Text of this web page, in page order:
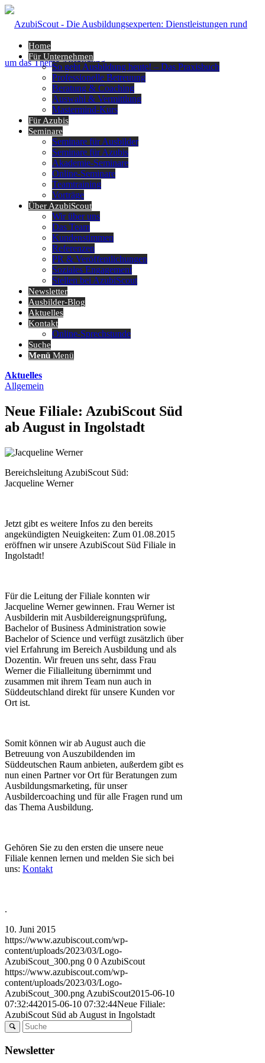
Home
Für Unternehmen
So geht Ausbildung heute! – Das Praxisbuch
Professionelle Betreuung
Beratung & Coaching
Auswahl & Vermittlung
Mastermind-Kurs
Für Azubis
Seminare
Seminare für Ausbilder
Seminare für Azubis
Akademie-Seminare
Online-Seminare
Teamtraining
Vorträge
Über AzubiScout
Wir über uns
Das Team
Kundenstimmen
Referenzen
PR & Veröffentlichungen
Soziales Engagement
Stellen bei AzubiScout
Newsletter
Ausbilder-Blog
Aktuelles
Kontakt
Online-Sprechstunde
Suche
Menü Menü
Aktuelles
Allgemein
Neue Filiale: AzubiScout Süd
ab August in Ingolstadt
Bereichsleitung AzubiScout Süd:
Jacqueline Werner
Jetzt gibt es weitere Infos zu den bereits
angekündigten Neuigkeiten: Zum 01.08.2015
eröffnen wir unsere AzubiScout Süd Filiale in
Ingolstadt!
Für die Leitung der Filiale konnten wir
Jacqueline Werner gewinnen. Frau Werner ist
Ausbilderin mit Ausbildereignungsprüfung,
Bachelor of Business Administration sowie
Bachelor of Science und verfügt zusätzlich über
viel Erfahrung im Bereich Ausbildung und als
Dozentin. Wir freuen uns sehr, dass Frau
Werner die Filialleitung übernimmt und
zusammen mit ihrem Team nun auch in
Süddeutschland direkt für unsere Kunden vor
Ort ist.
Somit können wir ab August auch die
Betreuung von Auszubildenden im
Süddeutschen Raum anbieten, außerdem gibt es
nun einen Partner vor Ort für Beratungen zum
Ausbildungsmarketing, für unser
Ausbildercoaching und für alle Fragen rund um
das Thema Ausbildung.
Gehören Sie zu den ersten die unsere neue
Filiale kennen lernen und melden Sie sich bei
uns: Kontakt
.
10. Juni 2015
https://www.azubiscout.com/wp-
content/uploads/2023/03/Logo-
AzubiScout_300.png 0 0 AzubiScout
https://www.azubiscout.com/wp-
content/uploads/2023/03/Logo-
AzubiScout_300.png AzubiScout2015-06-10
07:32:442015-06-10 07:32:44Neue Filiale:
AzubiScout Süd ab August in Ingolstadt
Newsletter